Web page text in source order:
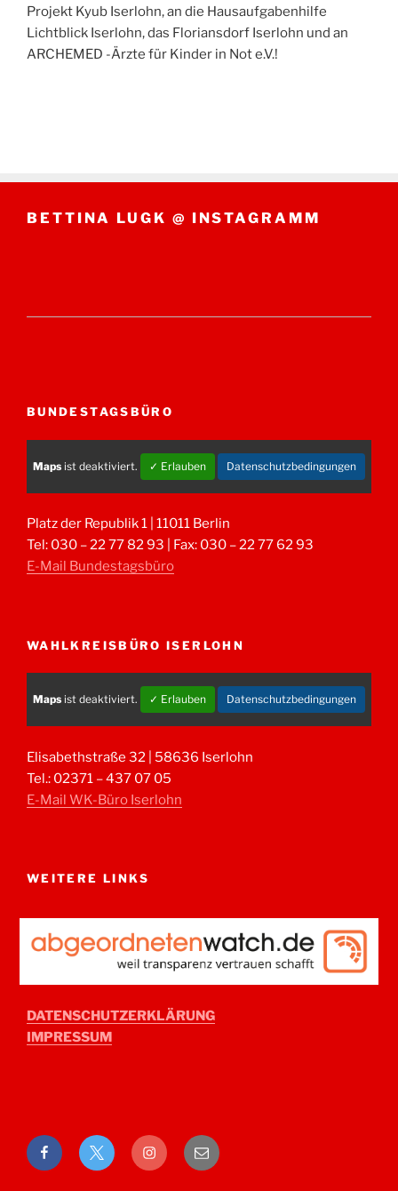
Projekt Kyub Iserlohn, an die Hausaufgabenhilfe
Lichtblick Iserlohn, das Floriansdorf Iserlohn und an
ARCHEMED -Ärzte für Kinder in Not e.V.!
BETTINA LUGK @ INSTAGRAMM
BUNDESTAGSBÜRO
Maps ist deaktiviert. ✓ Erlauben Datenschutzbedingungen
Platz der Republik 1 | 11011 Berlin
Tel: 030 – 22 77 82 93 | Fax: 030 – 22 77 62 93
E-Mail Bundestagsbüro
WAHLKREISBÜRO ISERLOHN
Maps ist deaktiviert. ✓ Erlauben Datenschutzbedingungen
Elisabethstraße 32 | 58636 Iserlohn
Tel.: 02371 – 437 07 05
E-Mail WK-Büro Iserlohn
WEITERE LINKS
DATENSCHUTZERKLÄRUNG
IMPRESSUM
FacebookTwitter Instagram
E-
Mail